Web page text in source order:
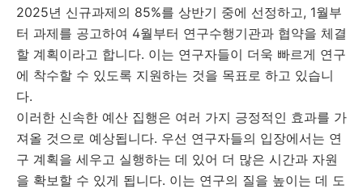
2025년 신규과제의 85%를 상반기 중에 선정하고, 1월부
터 과제를 공고하여 4월부터 연구수행기관과 협약을 체결
할 계획이라고 합니다. 이는 연구자들이 더욱 빠르게 연구
에 착수할 수 있도록 지원하는 것을 목표로 하고 있습니
다.
이러한 신속한 예산 집행은 여러 가지 긍정적인 효과를 가
져올 것으로 예상됩니다. 우선 연구자들의 입장에서는 연
구 계획을 세우고 실행하는 데 있어 더 많은 시간과 자원
을 확보할 수 있게 됩니다. 이는 연구의 질을 높이는 데 도